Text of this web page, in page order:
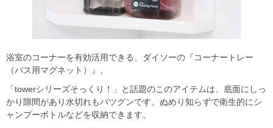
浴室のコーナーを有効活用できる、ダイソーの『コーナートレー
（バス用マグネット）』。
「towerシリーズそっくり！」と話題のこのアイテムは、底面にしっ
かり隙間があり水切れもバツグンです。ぬめり知らずで衛生的にシ
ャンプーボトルなどを収納できます。